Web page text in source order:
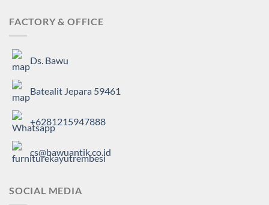
FACTORY & OFFICE
Ds. Bawu
Batealit Jepara 59461
+6281215947888
cs@bawuantik.co.id
SOCIAL MEDIA